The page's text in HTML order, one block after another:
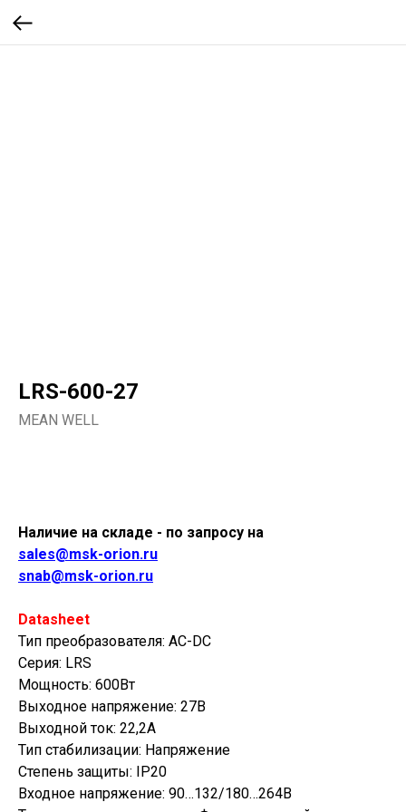
LRS-600-27
MEAN WELL
Наличие на складе - по запросу на
sales@msk-orion.ru
snab@msk-orion.ru
Datasheet
Тип преобразователя: AC-DC
Серия: LRS
Мощность: 600Вт
Выходное напряжение: 27В
Выходной ток: 22,2А
Тип стабилизации: Напряжение
Степень защиты: IP20
Входное напряжение: 90…132/180…264В